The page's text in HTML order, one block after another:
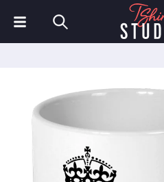
Poloshirts
Mützen & Kappen